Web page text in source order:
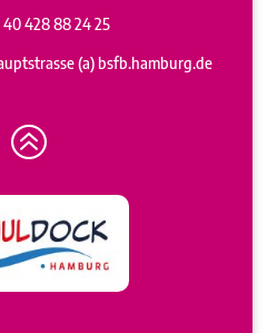
40 428 88 24 25
(a) bsfb.hamburg.de
>